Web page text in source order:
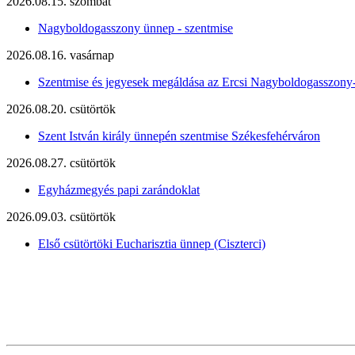
Nagyboldogasszony ünnep - szentmise
2026.08.16. vasárnap
Szentmise és jegyesek megáldása az Ercsi
2026.08.20. csütörtök
Szent István király ünnepén szentmise Székesfehérváron
2026.08.27. csütörtök
Egyházmegyés papi zarándoklat
2026.09.03. csütörtök
Első csütörtöki Eucharisztia ünnep (Ciszterci)